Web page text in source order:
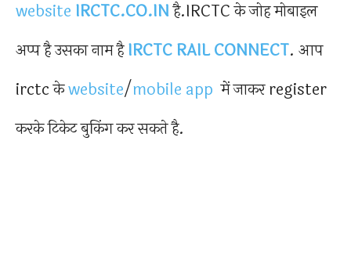
website IRCTC.CO.INहै.IRCTC के जोह मोबाइल
अप्प है उसका नाम हैIRCTC RAIL CONNECT. आप
irctc केwebsite/mobile app में जाकर register
करके टिकेट बुकिंग कर सकते है.